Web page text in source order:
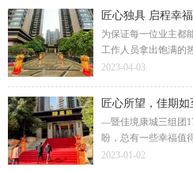
匠心独具 启程幸
为保证每一位业主都
工作人员拿出饱满的
户。幸福气息与春天
2023-04-03
匠心所望，佳期如
—暨佳境康城三组团
盼，总有一些幸福值
业主道一声：“您好，
2023-01-02